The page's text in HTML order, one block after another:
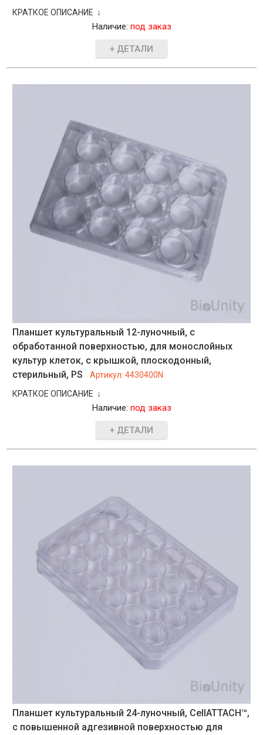
КРАТКОЕ ОПИСАНИЕ ↓
Наличие: под заказ
+ ДЕТАЛИ
Планшет культуральный 12-луночный, с
обработанной поверхностью, для монослойных
культур клеток, с крышкой, плоскодонный,
стерильный, PS
Артикул:4430400N
КРАТКОЕ ОПИСАНИЕ ↓
Наличие: под заказ
+ ДЕТАЛИ
Планшет культуральный 24-луночный, CellATTACH™,
с повышенной адгезивной поверхностью для